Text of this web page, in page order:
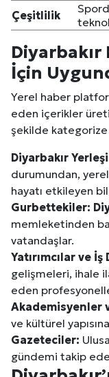
Çeşitlilik
Diyarbakır
İçin
Yerel haber
eden içerikler
şekilde
Diyarbakır
durumundan,
hayatı etkileyen
Gurbettekiler:
memleketinden
vatandaşlar.
Yatırımcılar ve İş
gelişmeleri, ihale
eden
Akademisyenler
ve kültürel
Gazeteciler:
gündemi takip